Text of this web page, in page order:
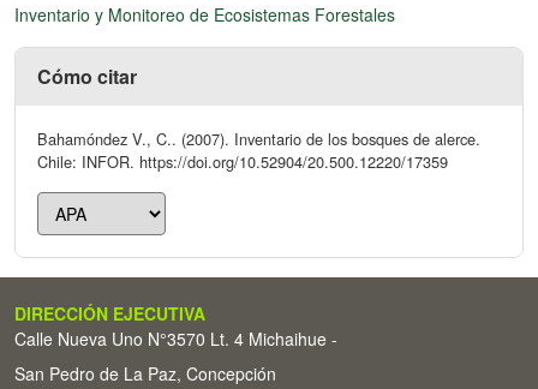
Inventario y Monitoreo de Ecosistemas Forestales
Cómo citar
Bahamóndez V., C.. (2007). Inventario de los bosques de alerce.
Chile: INFOR. https://doi.org/10.52904/20.500.12220/17359
DIRECCIÓN EJECUTIVA
Calle Nueva Uno N°3570 Lt. 4 Michaihue -
San Pedro de La Paz, Concepción